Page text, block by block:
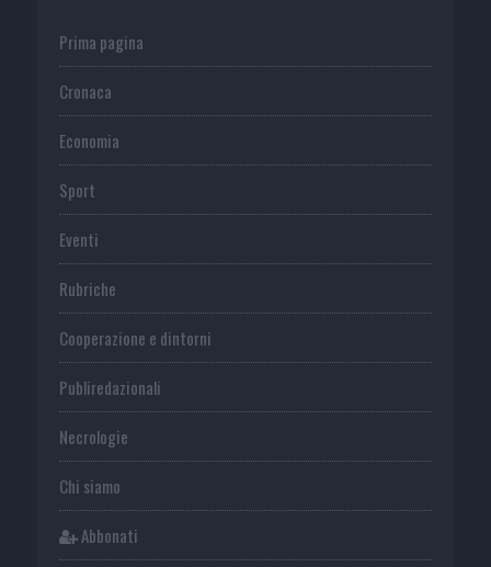
Prima pagina
Cronaca
Economia
Sport
Eventi
Rubriche
Cooperazione e dintorni
Publiredazionali
Necrologie
Chi siamo
Abbonati